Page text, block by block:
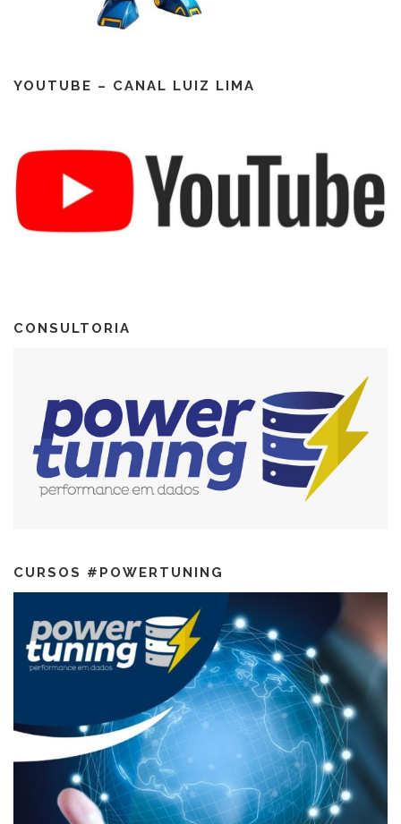
YOUTUBE – CANAL LUIZ LIMA
CONSULTORIA
CURSOS #POWERTUNING